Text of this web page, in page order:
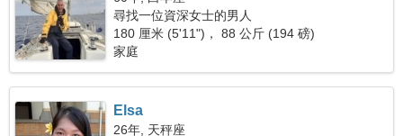
尋找一位資深女士的男人
180 厘米 (5'11")， 88 公斤 (194 磅)
家庭
Elsa
26年, 天秤座